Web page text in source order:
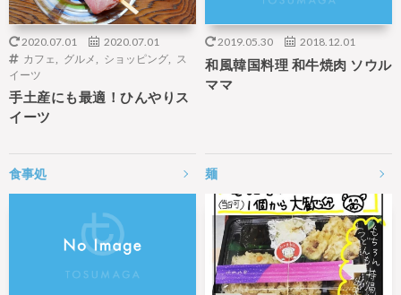
2020.07.01 2020.07.01
カフェ グルメ ショッピング
ス
イーツ
手土産にも最適！ひんやりス
イーツ
2019.05.30 2018.12.01
和風韓国料理 和牛焼肉 ソウル
ママ
食事処 麺